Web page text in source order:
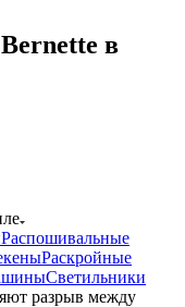
в
Распошивальные
Раскройные
Светильники
разрыв между